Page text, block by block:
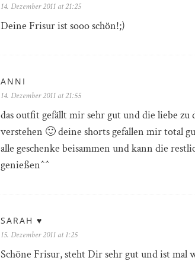
14. Dezember 2011 at 21:25
Deine Frisur ist sooo schön!;)
ANNI
14. Dezember 2011 at 21:55
das outfit gefällt mir sehr gut und die liebe
verstehen 🙂 deine shorts gefallen mir total
alle geschenke beisammen und kann die
genießen^^
SARAH ♥
15. Dezember 2011 at 1:25
Schöne Frisur, steht Dir sehr gut und ist mal